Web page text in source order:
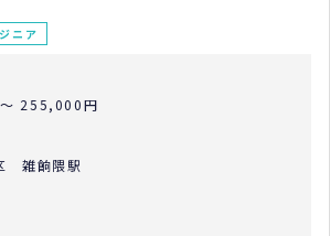
ニア
月給：250,000円 ～ 255,000円
雑餉隈駅